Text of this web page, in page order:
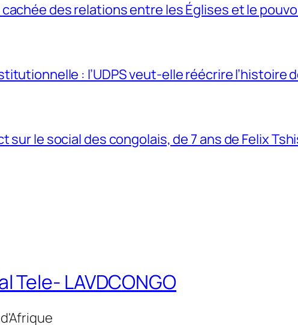
cachée des relations entre les Églises et le
: l’UDPS veut-elle réécrire l’histoire
sur le social des congolais, de 7 ans de Felix
Tele- LAVDCONGO